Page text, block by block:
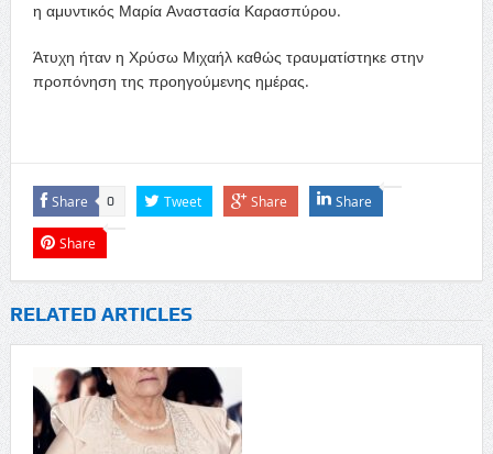
η αμυντικός Μαρία Αναστασία Καρασπύρου.
Άτυχη ήταν η Χρύσω Μιχαήλ καθώς τραυματίστηκε στην
προπόνηση της προηγούμενης ημέρας.
Share 0 Tweet Share Share
Share
RELATED ARTICLES